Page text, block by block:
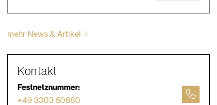
mehr News & Artikel
Kontakt
Festnetznummer:
+49 3303 50880